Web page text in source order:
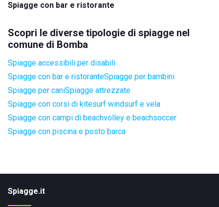
Spiagge con bar e ristorante
Scopri le diverse tipologie di spiagge nel
comune di Bomba
Spiagge accessibili per disabili
Spiagge con bar e ristoranteSpiagge per bambini
Spiagge per caniSpiagge attrezzate
Spiagge con corsi di kitesurf windsurf e vela
Spiagge con campi di beachvolley e beachsoccer
Spiagge con piscina e posto barca
Spiagge.it